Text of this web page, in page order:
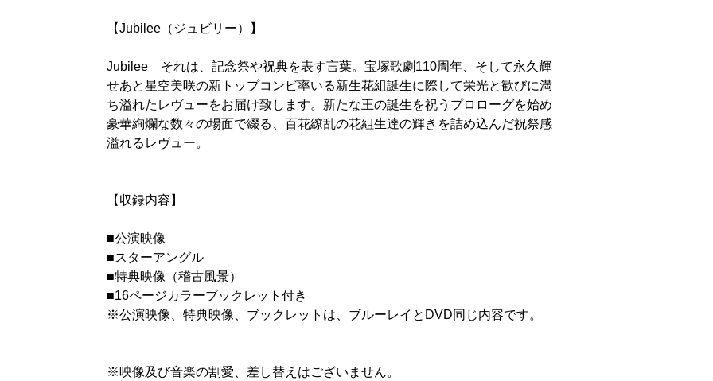
【Jubilee（ジュビリー）】
Jubilee それは、記念祭や祝典を表す言葉。宝塚歌劇110周年、そして永久輝
せあと星空美咲の新トップコンビ率いる新生花組誕生に際して栄光と歓びに満
ち溢れたレヴューをお届け致します。新たな王の誕生を祝うプロローグを始め
豪華絢爛な数々の場面で綴る、百花繚乱の花組生達の輝きを詰め込んだ祝祭感
溢れるレヴュー。
【収録内容】
■公演映像
■スターアングル
■特典映像（稽古風景）
■16ページカラーブックレット付き
※公演映像、特典映像、ブックレットは、ブルーレイとDVD同じ内容です。
※映像及び音楽の割愛、差し替えはございません。